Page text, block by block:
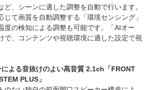
ど、シーンに適した調整を自動で行います。
じて画質を自動調整する「環境センシング」
度の検知による調整も可能です。「AIオー
で、コンテンツや視聴環境に適した設定で視
よる音抜けのよい高音質 2.1ch「FRONT
PLUS」